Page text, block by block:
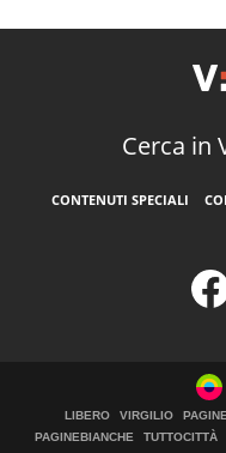
Cerca in
CONTENUTI SPECIALI
LIBERO VIRGILIO
PAGINEBIANCHE
TUTTOCITTÀ